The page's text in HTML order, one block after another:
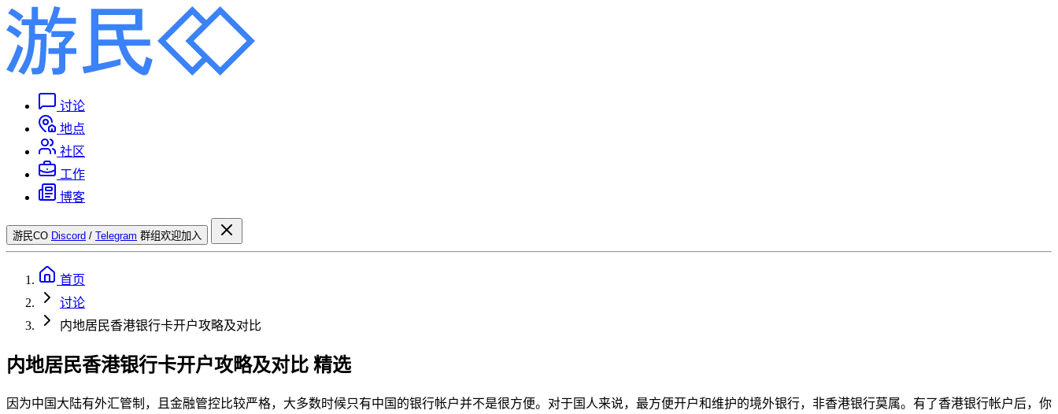
讨论
地点
社区
工作
博客
游民CO Discord / Telegram 群组欢迎加入
首页
讨论
内地居民香港银行卡开户攻略及对比
内地居民香港银行卡开户攻略及对比 精选
因为中国大陆有外汇管制，且金融管控比较严格，大多数时候只有中国的银行帐户并不是很方便。对于国人来说，最方便开户和维护的境外银行，非香港银行莫属。有了香港银行帐户后，你